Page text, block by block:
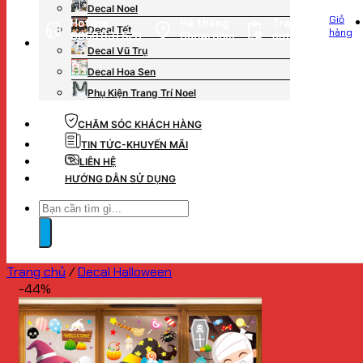
Hotline
0869.831.520
Showroom
đơn hàng
Giỏ
hàng
Decal Noel
Decal Tết
Decal Vũ Trụ
Decal Hoa Sen
Phụ Kiện Trang Trí Noel
CHĂM SÓC KHÁCH HÀNG
TIN TỨC-KHUYẾN MÃI
LIÊN HỆ
HƯỚNG DẪN SỬ DỤNG
Tìm
kiếm:
Trang chủ /Decal Halloween
-44%